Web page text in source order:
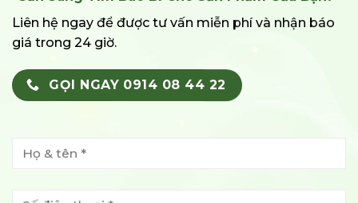
Liên hệ ngay để được tư vấn miễn phí và nhận báo
giá trong 24 giờ.
GỌI NGAY 0914 08 44 22